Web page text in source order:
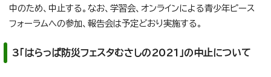
中のため、中止する。なお、学習会、オンラインによる青少年ピース
フォーラムへの参加、報告会は予定どおり実施する。
3「はらっぱ防災フェスタむさしの2021」の中止について